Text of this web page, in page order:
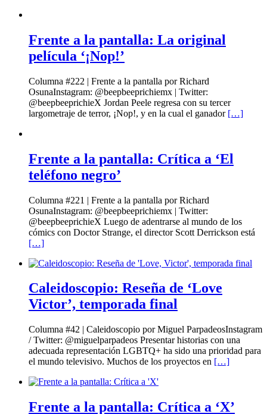
Frente a la pantalla: La original
película ‘¡Nop!’
Columna #222 | Frente a la pantalla por Richard
OsunaInstagram: @beepbeeprichiemx | Twitter:
@beepbeeprichieX Jordan Peele regresa con su tercer
largometraje de terror, ¡Nop!, y en la cual el ganador […]
Frente a la pantalla: Crítica a ‘El
teléfono negro’
Columna #221 | Frente a la pantalla por Richard
OsunaInstagram: @beepbeeprichiemx | Twitter:
@beepbeeprichieX Luego de adentrarse al mundo de los
cómics con Doctor Strange, el director Scott Derrickson está
[…]
Caleidoscopio: Reseña de ‘Love
Victor’, temporada final
Columna #42 | Caleidoscopio por Miguel ParpadeosInstagram
/ Twitter: @miguelparpadeos Presentar historias con una
adecuada representación LGBTQ+ ha sido una prioridad para
el mundo televisivo. Muchos de los proyectos en […]
Frente a la pantalla: Crítica a ‘X’